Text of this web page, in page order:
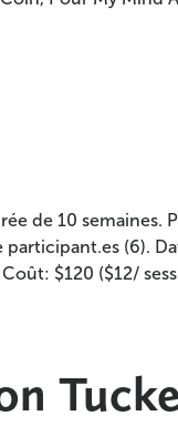
de 10 semaines.
(6).
$120 ($12/